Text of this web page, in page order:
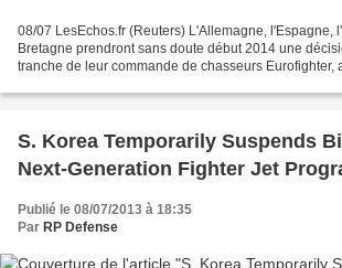
08/07 LesEchos.fr (Reuters) L'Allemagne, l'Espagne,
Bretagne prendront sans doute début 2014 une
tranche de leur commande de chasseurs Eurofighter,
S. Korea Temporarily Suspends
Next-Generation Fighter Jet
Publié le 08/07/2013 à 18:35
Par RP Defense